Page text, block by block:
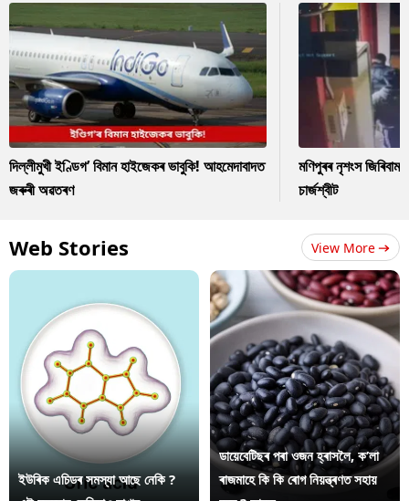
দিল্লীমুখী ইণ্ডিগ’ বিমান হাইজেকৰ ভাবুকি! আহমেদাবাদত
জৰুৰী অৱতৰণ
মণিপুৰৰ নৃশংস জিৰিবাম
চাৰ্জশ্বীট
Web Stories View More
ইউৰিক এচিডৰ সমস্যা আছে নেকি ?
ডায়েবেটিছৰ পৰা ওজন হ্ৰাসলৈ, ক’লা
ৰাজমাহে কি কি ৰোগ নিয়ন্ত্ৰণত সহায়